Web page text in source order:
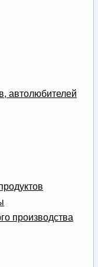
автолюбителей
производства